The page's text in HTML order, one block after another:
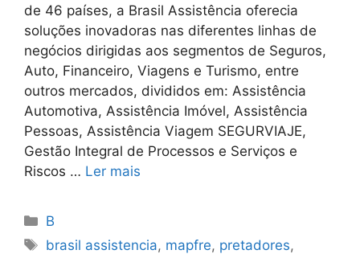
de 46 países, a Brasil Assistência oferecia
soluções inovadoras nas diferentes linhas de
negócios dirigidas aos segmentos de Seguros,
Auto, Financeiro, Viagens e Turismo, entre
outros mercados, divididos em: Assistência
Automotiva, Assistência Imóvel, Assistência
Pessoas, Assistência Viagem SEGURVIAJE,
Gestão Integral de Processos e Serviços e
Riscos … Ler mais
Categorias
B
Tags
brasil assistencia, mapfre, pretadores,